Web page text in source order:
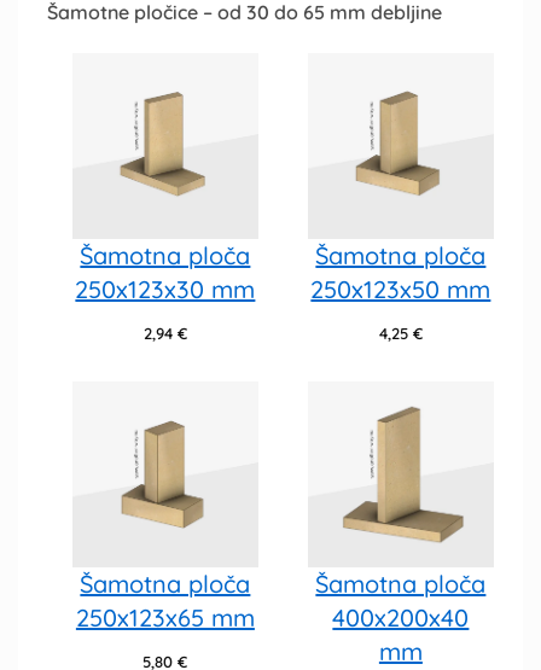
Šamotne pločice – od 30 do 65 mm debljine
Šamotna ploča
250x123x30 mm
2,94 €
Šamotna ploča
250x123x50 mm
4,25 €
Šamotna ploča
250x123x65 mm
5,80€
Šamotna ploča
400x200x40
mm